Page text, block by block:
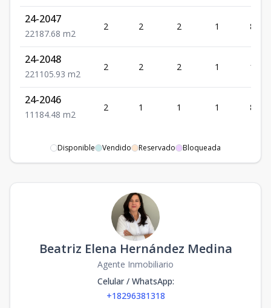
24-2047
221 87.68 m2
2 2 2 1 87.68
24-2048
221 105.93 m2
2 2 2 1
24-2046
1 1 1 84.48 m2
2 1 1 1 84.48
Disponible Vendido Reservado Bloqueada
Beatriz Elena Hernández Medina
Agente Inmobiliario
Celular / WhatsApp:
+18296381318